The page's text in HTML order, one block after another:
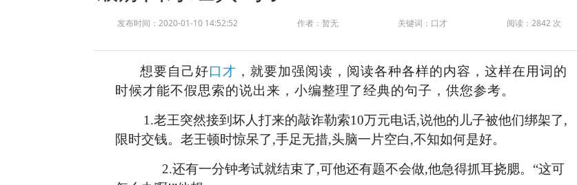
发布时间：2020-01-10 14:52:52 作者：暂无 关键词：口才 阅读：2842 次
想要自己好口才 ，就要加强阅读，阅读各种各样的内容，这样在用词的
时候才能不假思索的说出来，小编整理了经典的句子，供您参考。
1.老王突然接到坏人打来的敲诈勒索10万元电话,说他的儿子被他们绑架了,
限时交钱。老王顿时惊呆了,手足无措,头脑一片空白,不知如何是好。
2.还有一分钟考试就结束了,可他还有题不会做,他急得抓耳挠腮。“这可